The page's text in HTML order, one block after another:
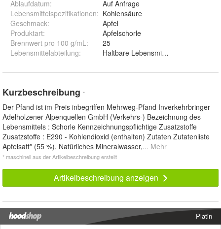
Ablaufdatum:
Auf Anfrage
Lebensmittelspezifikationen: Kohlensäure
Geschmack:
Apfel
Produktart:
Apfelschorle
Brennwert pro 100 g/mL:
25
Lebensmittelabteilung: Haltbare Lebensmittel
Kurzbeschreibung *
Der Pfand ist im Preis inbegriffen Mehrweg-Pfand Inverkehrbringer
Adelholzener Alpenquellen GmbH (Verkehrs-) Bezeichnung des
Lebensmittels : Schorle Kennzeichnungspflichtige Zusatzstoffe
Zusatzstoffe : E290 - Kohlendioxid (enthalten) Zutaten Zutatenliste
Apfelsaft* (55 %), Natürliches Mineralwasser,... Mehr
* maschinell aus der Artikelbeschreibung erstellt
Artikelbeschreibung anzeigen
Platin